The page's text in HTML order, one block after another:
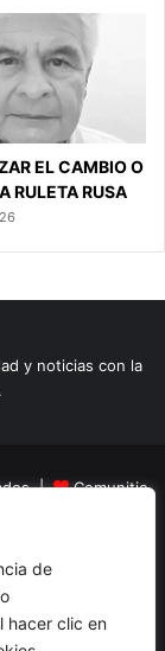
de
hacer clic en
EL CAMBIO O
RULETA RUSA
y noticias con la
|
Comunitic